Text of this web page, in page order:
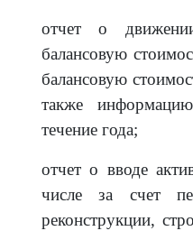
отчет о
балансовую
балансовую
также
течение года;
отчет о вводе
числе за счет
реконструкции,